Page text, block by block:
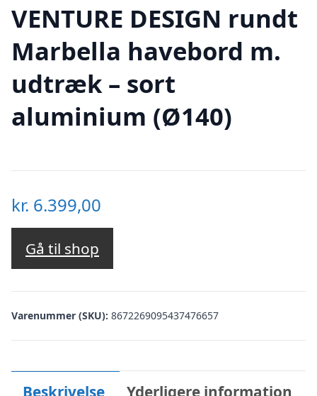
VENTURE DESIGN rundt
Marbella havebord m.
udtræk – sort
aluminium (Ø140)
kr. 6.399,00
Gå til shop
Varenummer (SKU): 8672269095437476657
Beskrivelse Yderligere information